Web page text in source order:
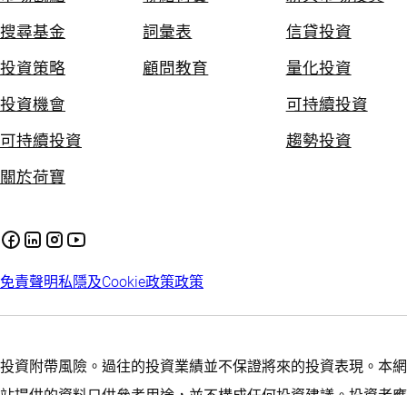
搜尋基金
投資策略
投資機會
可持續投資
關於荷寶
詞彙表
顧問教育
信貸投資
量化投資
可持續投資
趨勢投資
免責聲明私隱及Cookie政策政策
投資附帶風險。過往的投資業績並不保證將來的投資表現。本網